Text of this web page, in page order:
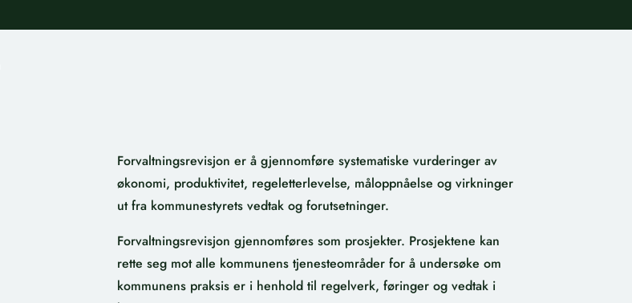
Forvaltningsrevisjon er å gjennomføre systematiske vurderinger av
økonomi, produktivitet, regeletterlevelse, måloppnåelse og virkninger
ut fra kommunestyrets vedtak og forutsetninger.
Forvaltningsrevisjon gjennomføres som prosjekter. Prosjektene kan
rette seg mot alle kommunens tjenesteområder for å undersøke om
kommunens praksis er i henhold til regelverk, føringer og vedtak i